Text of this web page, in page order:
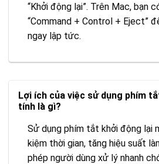
“Khởi động lại”. Trên Mac, bạn
“Command + Control + Eject”
ngay lập tức.
Lợi ích của việc sử dụng phím
tính là gì?
Sử dụng phím tắt khởi động lại
kiệm thời gian, tăng hiệu suất
phép người dùng xử lý nhanh